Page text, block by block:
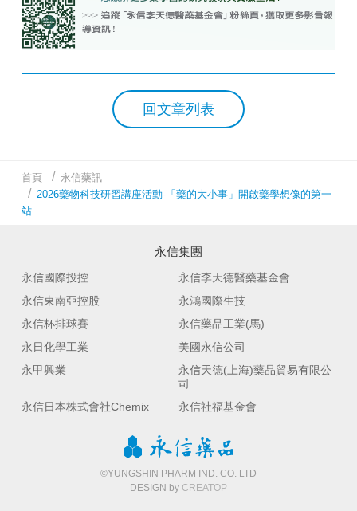
回文章列表
首頁
永信藥訊
2026藥物科技研習講座活動-「藥的大小事」開啟藥學想像的第一
站
永信集團
永信國際投控
永信李天德醫藥基金會
永信東南亞控股
永鴻國際生技
永信杯排球賽
永信藥品工業(馬)
永日化學工業
美國永信公司
永甲興業
永信天德(上海)藥品貿易有限公
司
永信日本株式會社Chemix
永信社福基金會
©YUNGSHIN PHARM IND. CO. LTD
DESIGN by CREATOP